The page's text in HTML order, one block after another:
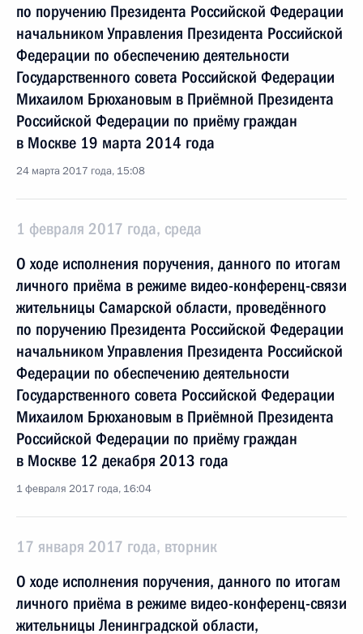
по поручению Президента Российской Федерации
начальником Управления Президента Российской
Федерации по обеспечению деятельности
Государственного совета Российской Федерации
Михаилом Брюхановым в Приёмной Президента
Российской Федерации по приёму граждан
в Москве 19 марта 2014 года
24 марта 2017 года, 15:08
1 февраля 2017 года, среда
О ходе исполнения поручения, данного по итогам
личного приёма в режиме видео-конференц-связи
жительницы Самарской области, проведённого
по поручению Президента Российской Федерации
начальником Управления Президента Российской
Федерации по обеспечению деятельности
Государственного совета Российской Федерации
Михаилом Брюхановым в Приёмной Президента
Российской Федерации по приёму граждан
в Москве 12 декабря 2013 года
1 февраля 2017 года, 16:04
17 января 2017 года, вторник
О ходе исполнения поручения, данного по итогам
личного приёма в режиме видео-конференц-связи
жительницы Ленинградской области,